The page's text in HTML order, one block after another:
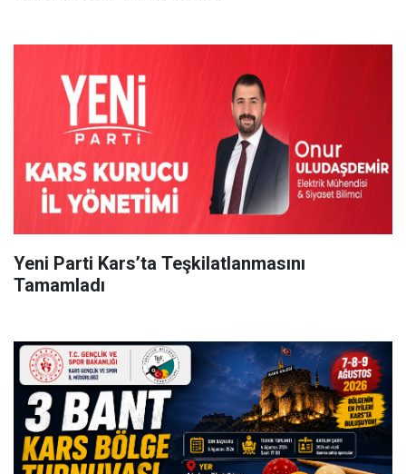
Yeni Parti Kars’ta Teşkilatlanmasını
Tamamladı